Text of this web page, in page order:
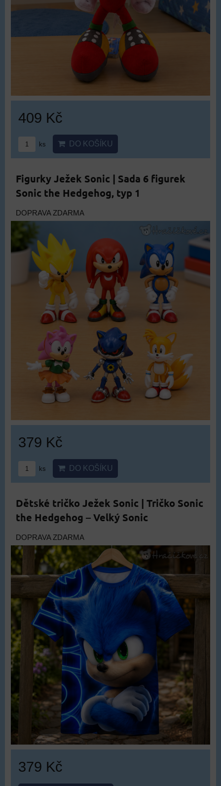
409 Kč
ks DO KOŠÍKU
Figurky Ježek Sonic | Sada 6 figurek
Sonic the Hedgehog, typ 1
DOPRAVA ZDARMA
379 Kč
ks DO KOŠÍKU
Dětské tričko Ježek Sonic | Tričko Sonic
the Hedgehog – Velký Sonic
DOPRAVA ZDARMA
379 Kč